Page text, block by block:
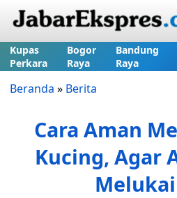
Kupas
Perkara
Bogor
Raya
Bandung
Raya
Beranda » Berita
Cara Aman
Kucing, Agar